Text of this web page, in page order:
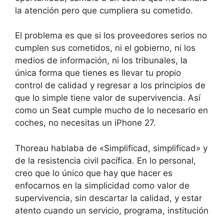
la atención pero que cumpliera su cometido.
El problema es que si los proveedores serios no
cumplen sus cometidos, ni el gobierno, ni los
medios de información, ni los tribunales, la
única forma que tienes es llevar tu propio
control de calidad y regresar a los principios de
que lo simple tiene valor de supervivencia. Así
como un Seat cumple mucho de lo necesario en
coches, no necesitas un iPhone 27.
Thoreau hablaba de «Simplificad, simplificad» y
de la resistencia civil pacífica. En lo personal,
creo que lo único que hay que hacer es
enfocarnos en la simplicidad como valor de
supervivencia, sin descartar la calidad, y estar
atento cuando un servicio, programa, institución